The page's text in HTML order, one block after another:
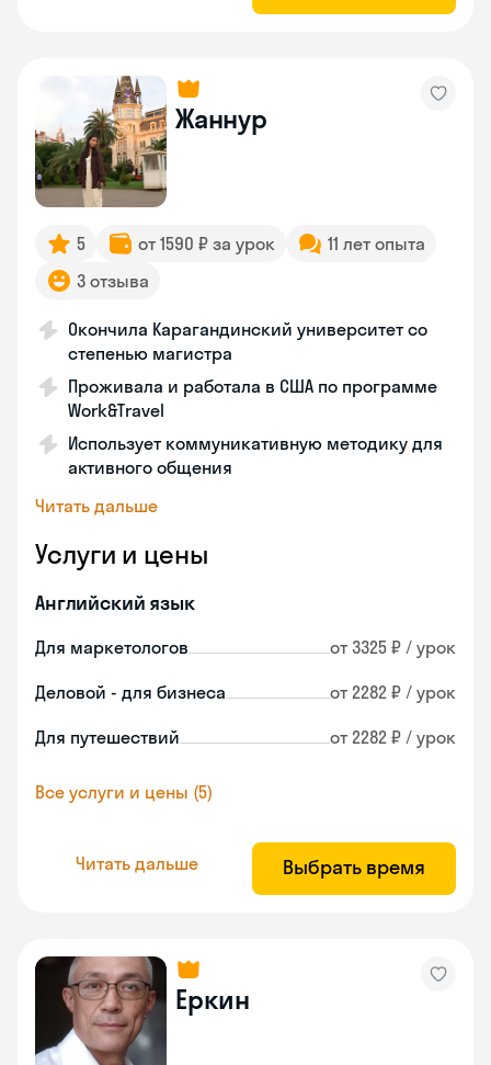
Жаннур
5 от 1590 ₽ за урок
11 лет опыта
3 отзыва
Окончила Карагандинский университет со
степенью магистра
Проживала и работала в США по программе
Work&Travel
Использует коммуникативную методику для
активного общения
Читать дальше
Услуги и цены
Английский язык
Для маркетологов от 3325 ₽ / урок
Деловой - для бизнеса от 2282 ₽ / урок
Для путешествий от 2282 ₽ / урок
Все услуги и цены (5)
Читать дальше Выбрать время
Еркин